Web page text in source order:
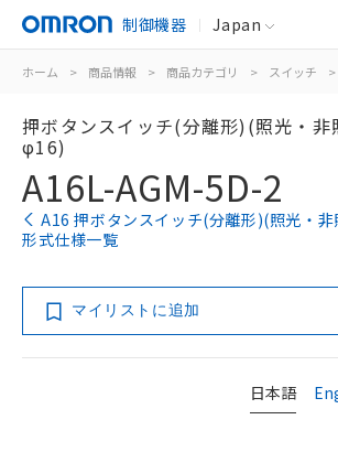
制御機器 Japan
ホーム > 商品情報 > 商品カテゴリ > スイッチ >
押ボタンスイッチ(分離形)(照光・
φ16)
A16L-AGM-5D-2
A16 押ボタンスイッチ(分離形)(照光・
形式仕様一覧
マイリストに追加
日本語